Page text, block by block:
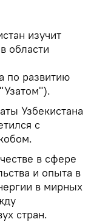
изучит
области
по развитию
Узбекистана
с
в сфере
и опыта в
в мирных
стран.